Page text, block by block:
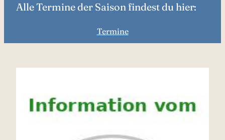
Alle Termine der Saison findest du hier:
Termine